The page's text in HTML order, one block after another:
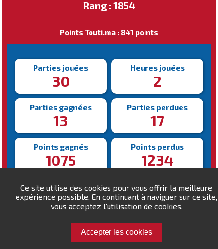
Ce site utilise des cookies pour vous offrir la meilleure
expérience possible. En continuant à naviguer sur ce site,
vous acceptez l'utilisation de cookies.
Accepter les cookies
Rang : 1854
Points Touti.ma : 841 points
Parties jouées
30
Heures jouées
2
Parties gagnées
13
Parties perdues
17
Points gagnés
1075
Points perdus
1234
Victoire la plus rapide
221s
Victoire la plus lente
677s
Défiez evil-guy !